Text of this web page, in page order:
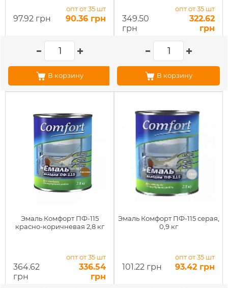
97.92 грн
опт от 35 шт
90.36 грн
В корзину
349.50
грн
опт от 35 шт
322.62
грн
В корзину
Эмаль Комфорт ПФ-115
красно-коричневая 2,8 кг
364.62
грн
опт от 35 шт
336.54
грн
Эмаль Комфорт ПФ-115 серая,
0,9 кг
101.22 грн
опт от 35 шт
93.42 грн